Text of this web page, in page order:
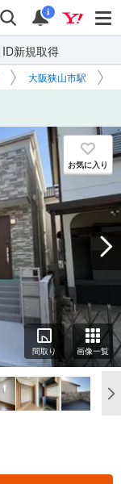
検索 通知
i
ID新規取得
大阪狭山市駅
お気に入り
間取り 画像一覧